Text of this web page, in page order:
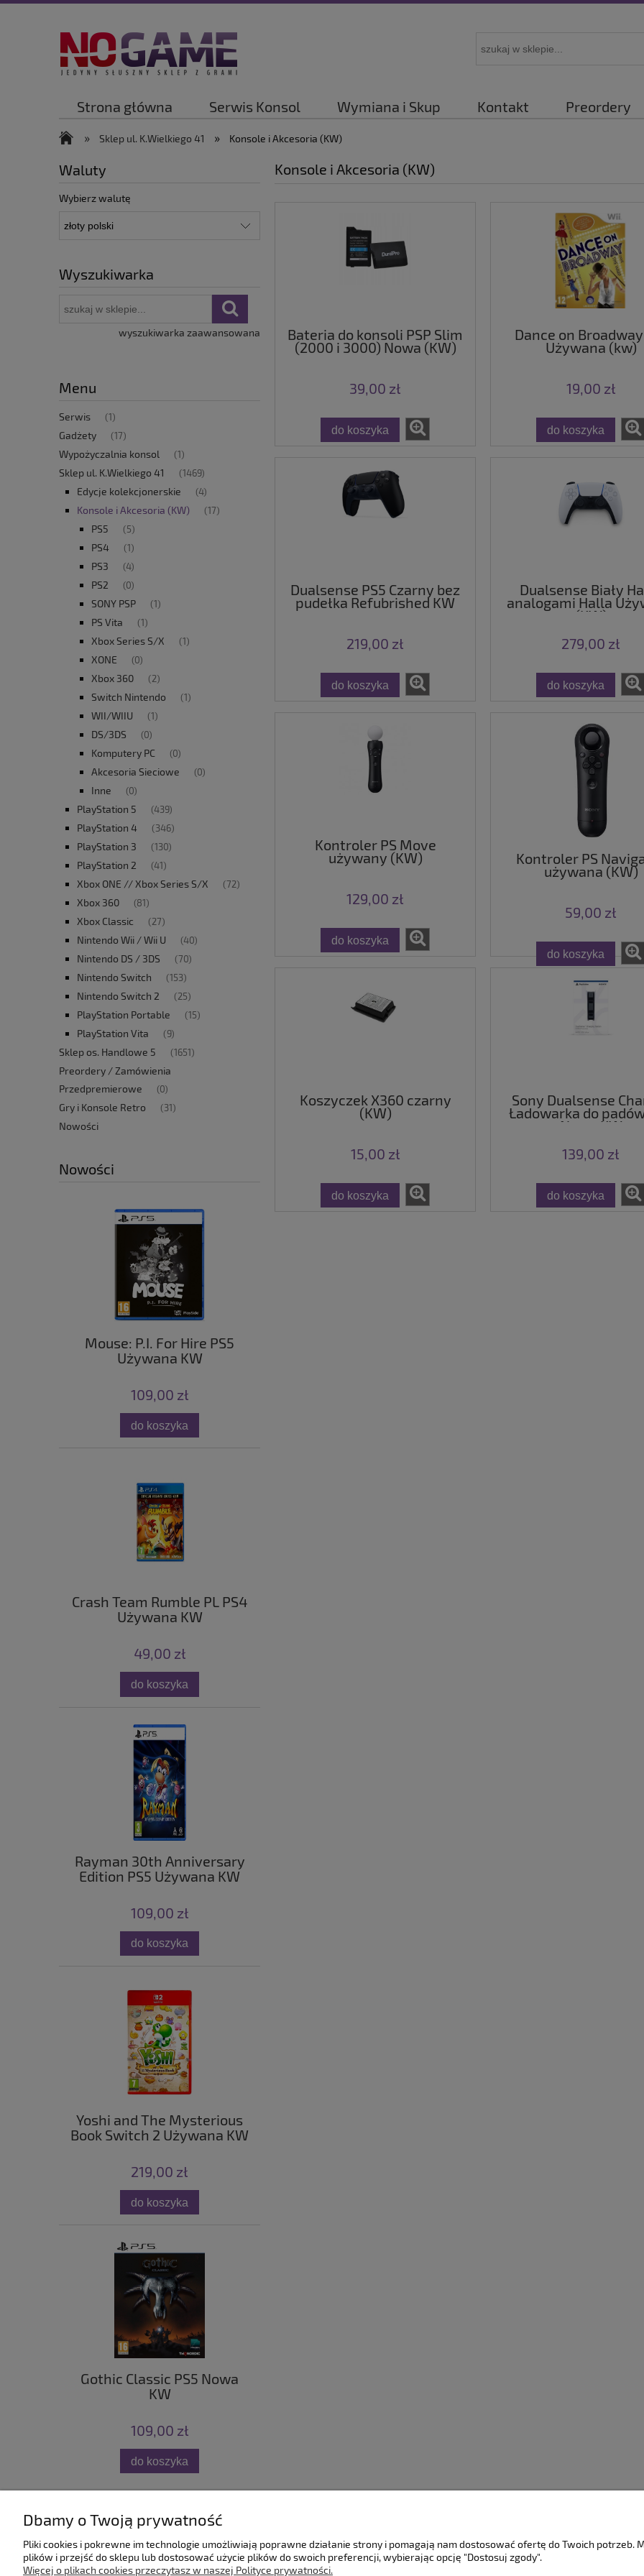
Strona główna Serwis Konsol Wymiana i Skup Kontakt Preordery
» Sklep ul. K.Wielkiego 41 » Konsole i Akcesoria (KW)
Waluty
Wybierz walutę
Wyszukiwarka
wyszukiwarka zaawansowana
Menu
Serwis (1)
Gadżety (17)
Wypożyczalnia konsol (1)
Sklep ul. K.Wielkiego 41 (1469)
Edycje kolekcjonerskie (4)
Konsole i Akcesoria (KW) (17)
PS5 (5)
PS4 (1)
PS3 (4)
PS2 (0)
SONY PSP (1)
PS Vita (1)
Xbox Series S/X (1)
XONE (0)
Xbox 360 (2)
Switch Nintendo (1)
WII/WIIU (1)
DS/3DS (0)
Komputery PC (0)
Akcesoria Sieciowe (0)
Inne (0)
PlayStation 5 (439)
PlayStation 4 (346)
PlayStation 3 (130)
PlayStation 2 (41)
Xbox ONE // Xbox Series S/X (72)
Xbox 360 (81)
Xbox Classic (27)
Nintendo Wii / Wii U (40)
Nintendo DS / 3DS (70)
Nintendo Switch (153)
Nintendo Switch 2 (25)
PlayStation Portable (15)
PlayStation Vita (9)
Sklep os. Handlowe 5 (1651)
Preordery / Zamówienia
Przedpremierowe
(0)
Gry i Konsole Retro (31)
Nowości
Nowości
Mouse: P.I. For Hire PS5
Używana KW
109,00 zł
do koszyka
Crash Team Rumble PL PS4
Używana KW
49,00 zł
do koszyka
Rayman 30th Anniversary
Edition PS5 Używana KW
109,00 zł
do koszyka
Yoshi and The Mysterious
Book Switch 2 Używana KW
219,00 zł
do koszyka
Gothic Classic PS5 Nowa
KW
109,00 zł
do koszyka
Konsole i Akcesoria (KW)
Bateria do konsoli PSP Slim
(2000 i 3000) Nowa (KW)
39,00 zł
do koszyka
Dance on
Używana (kw)
19,00 zł
do koszyka
Dualsense PS5 Czarny bez
pudełka Refubrished KW
219,00 zł
do koszyka
Dualsense Biały
analogami Halla
(KW)
279,00 zł
do koszyka
Kontroler PS Move
używany (KW)
129,00 zł
do koszyka
Kontroler PS
używana (KW)
59,00 zł
do koszyka
Koszyczek X360 czarny
(KW)
15,00 zł
do koszyka
Sony Dualsense
Ładowarka do
Nowa KW
139,00 zł
do koszyka
Regulamin Dostawa Twoje zamówienia
Dbamy o Twoją prywatność
Pliki cookies i pokrewne im technologie umożliwiają poprawne działanie strony i pomagają nam dostosować ofertę do Twoich
plików i przejść do sklepu lub dostosować użycie plików do swoich preferencji, wybierając opcję "Dostosuj zgody".
Więcej o plikach cookies przeczytasz w naszej Polityce prywatności.